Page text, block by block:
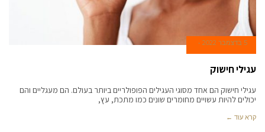
5 בדצמבר 2022
עגילי חישוק
עגילי חישוק הם אחד מסוגי העגילים הפופולריים ביותר בעולם. הם מעגליים והם
יכולים להיות עשויים מחומרים שונים כמו מתכת, עץ,
קרא עוד ←